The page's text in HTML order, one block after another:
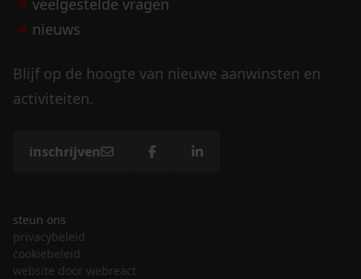
nieuws
Blijf op de hoogte van nieuwe aanwinsten en
activiteiten.
inschrijven
steun ons
privacybeleid
cookiebeleid
website door webreact